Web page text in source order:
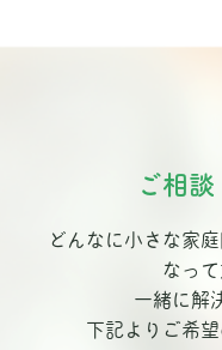
ご相
どんなに小さな家
なっ
一緒に解
下記よりご希